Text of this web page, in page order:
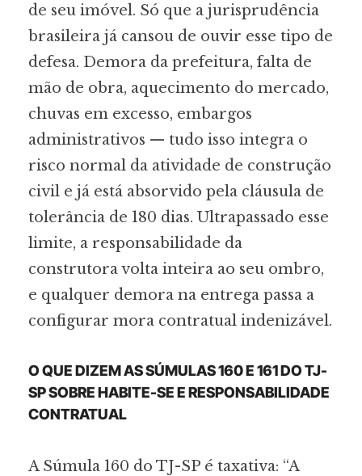
de seu imóvel. Só que a jurisprudência
brasileira já cansou de ouvir esse tipo de
defesa. Demora da prefeitura, falta de
mão de obra, aquecimento do mercado,
chuvas em excesso, embargos
administrativos — tudo isso integra o
risco normal da atividade de construção
civil e já está absorvido pela cláusula de
tolerância de 180 dias. Ultrapassado esse
limite, a responsabilidade da
construtora volta inteira ao seu ombro,
e qualquer demora na entrega passa a
configurar mora contratual indenizável.
O QUE DIZEM AS SÚMULAS 160 E 161 DO TJ-
SP SOBRE HABITE-SE E RESPONSABILIDADE
CONTRATUAL
A Súmula 160 do TJ-SP é taxativa: “A